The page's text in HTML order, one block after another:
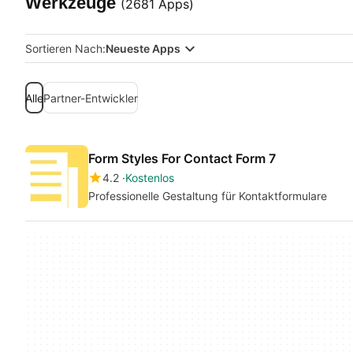
(2681 Apps)
Sortieren Nach:Neueste Apps
AllePartner-Entwickler
Form Styles For Contact Form 7
4.2 Kostenlos
Professionelle Gestaltung für Kontaktformulare